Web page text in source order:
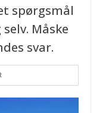
spørgsmål
Måske
svar.